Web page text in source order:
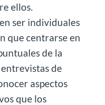
ellos.
ser individuales
que centrarse en
de la
de
aspectos
que los